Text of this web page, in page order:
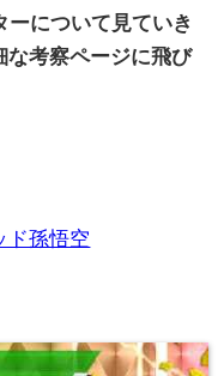
ーについて見ていき
な考察ページに飛び
ド孫悟空